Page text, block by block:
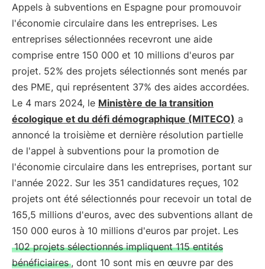
Appels à subventions en Espagne pour promouvoir
l'économie circulaire dans les entreprises. Les
entreprises sélectionnées recevront une aide
comprise entre 150 000 et 10 millions d'euros par
projet. 52% des projets sélectionnés sont menés par
des PME, qui représentent 37% des aides accordées.
Le 4 mars 2024, le Ministère de la transition
écologique et du défi démographique (MITECO) a
annoncé la troisième et dernière résolution partielle
de l'appel à subventions pour la promotion de
l'économie circulaire dans les entreprises, portant sur
l'année 2022. Sur les 351 candidatures reçues, 102
projets ont été sélectionnés pour recevoir un total de
165,5 millions d'euros, avec des subventions allant de
150 000 euros à 10 millions d'euros par projet. Les
102 projets sélectionnés impliquent 115 entités
bénéficiaires , dont 10 sont mis en œuvre par des